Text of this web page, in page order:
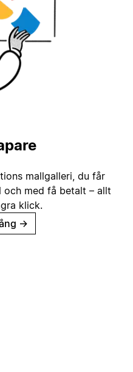
mallgalleri, du får
och med få betalt – allt
klick.
→